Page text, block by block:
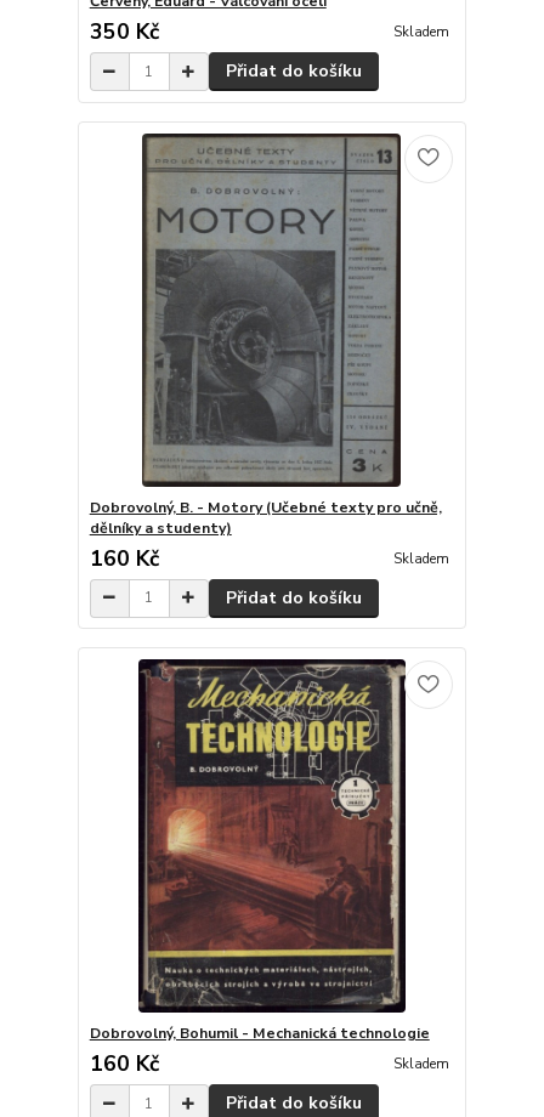
350 Kč Skladem
Přidat do košíku
Dobrovolný, B. - Motory (Učebné texty pro učně,
dělníky a studenty)
160 Kč Skladem
Přidat do košíku
Dobrovolný, Bohumil - Mechanická technologie
160 Kč Skladem
Přidat do košíku